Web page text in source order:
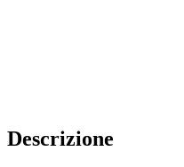
Descrizione